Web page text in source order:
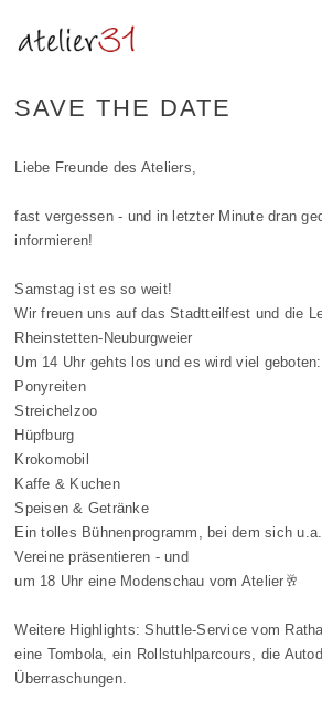
SAVE THE DATE
Liebe Freunde des Ateliers,
fast vergessen - und in letzter Minute dran
informieren!
Samstag ist es so weit!
Wir freuen uns auf das Stadtteilfest und die
Rheinstetten-Neuburgweier
Um 14 Uhr gehts los und es wird viel geboten:
Ponyreiten
Streichelzoo
Hüpfburg
Krokomobil
Kaffe & Kuchen
Speisen & Getränke
Ein tolles Bühnenprogramm, bei dem sich
Vereine präsentieren - und
um 18 Uhr eine Modenschau vom Atelier🥂
Weitere Highlights: Shuttle-Service vom
eine Tombola, ein Rollstuhlparcours, die
Überraschungen.